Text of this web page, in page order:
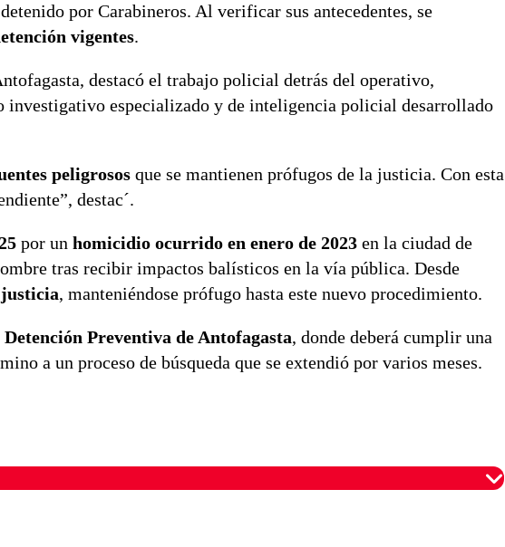
por Carabineros. Al verificar sus antecedentes, se
vigentes.
destacó el trabajo policial detrás del operativo,
investigativo especializado y de inteligencia policial desarrollado
peligrosos que se mantienen prófugos de la justicia. Con esta
destac´.
por un homicidio ocurrido en enero de 2023 en la ciudad de
tras recibir impactos balísticos en la vía pública. Desde
, manteniéndose prófugo hasta este nuevo procedimiento.
Preventiva de Antofagasta, donde deberá cumplir una
a un proceso de búsqueda que se extendió por varios meses.